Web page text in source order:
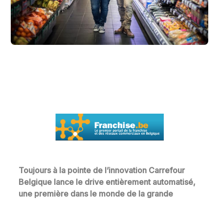
Toujours à la pointe de l’innovation Carrefour
Belgique lance le drive entièrement automatisé,
une première dans le monde de la grande